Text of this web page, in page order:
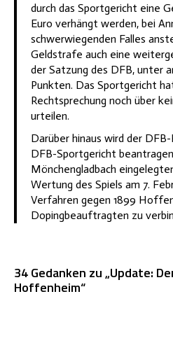
durch das Sportgericht eine
Euro verhängt werden, bei
schwerwiegenden Falles
Geldstrafe auch eine
der Satzung des DFB, unter
Punkten. Das Sportgericht
Rechtsprechung noch über
urteilen.
Darüber hinaus wird der
DFB-Sportgericht
Mönchengladbach
Wertung des Spiels am 7.
Verfahren gegen 1899
Dopingbeauftragten zu
34 Gedanken zu „Update:
Hoffenheim“